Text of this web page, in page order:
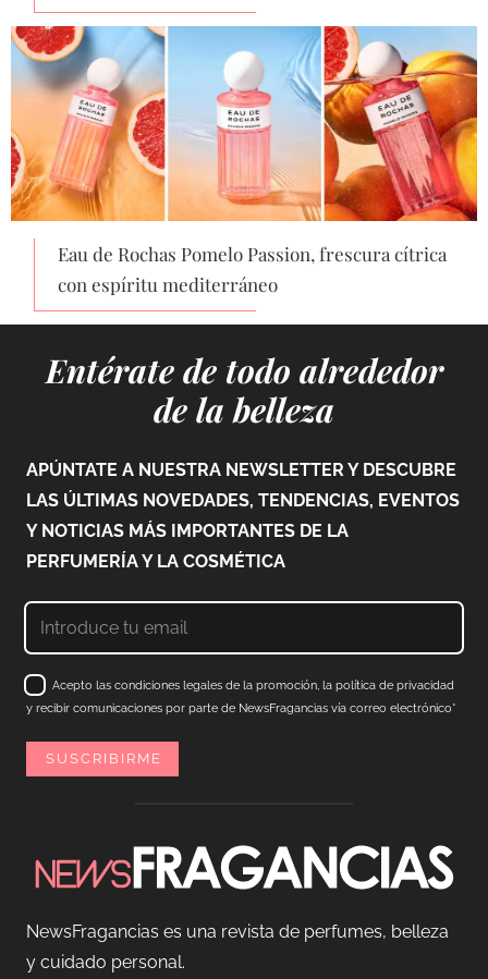
Eau de Rochas Pomelo Passion, frescura cítrica
con espíritu mediterráneo
Entérate de todo alrededor
de la belleza
APÚNTATE A NUESTRA NEWSLETTER Y DESCUBRE
LAS ÚLTIMAS NOVEDADES, TENDENCIAS, EVENTOS
Y NOTICIAS MÁS IMPORTANTES DE LA
PERFUMERÍA Y LA COSMÉTICA
Acepto las condiciones legales de la promoción, la política de privacidad
y recibir comunicaciones por parte de NewsFragancias vía correo electrónico*
NewsFragancias es una revista de perfumes, belleza
y cuidado personal.